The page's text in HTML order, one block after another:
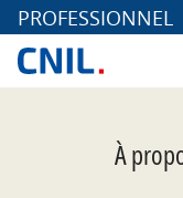
PROFESSIONNEL
À
*